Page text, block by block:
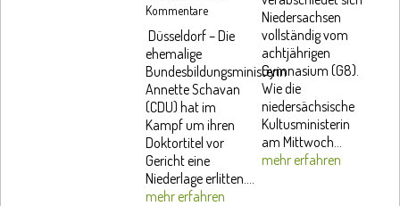
Kommentare
Düsseldorf – Die
ehemalige
Bundesbildungsministerin
Annette Schavan
(CDU) hat im
Kampf um ihren
Doktortitel vor
Gericht eine
Niederlage erlitten....
mehr erfahren
Niedersachsen
vollständig vom
achtjährigen
Gymnasium (G8).
Wie die
niedersächsische
Kultusministerin
am Mittwoch...
mehr erfahren